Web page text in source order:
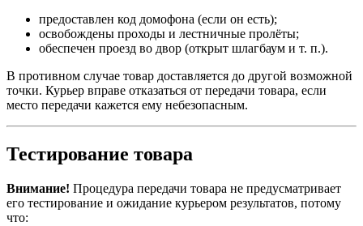
предоставлен код домофона (если он есть);
освобождены проходы и лестничные пролёты;
обеспечен проезд во двор (открыт шлагбаум и т. п.).
В противном случае товар доставляется до другой возможной
точки. Курьер вправе отказаться от передачи товара, если
место передачи кажется ему небезопасным.
Тестирование товара
Внимание! Процедура передачи товара не предусматривает
его тестирование и ожидание курьером результатов, потому
что: